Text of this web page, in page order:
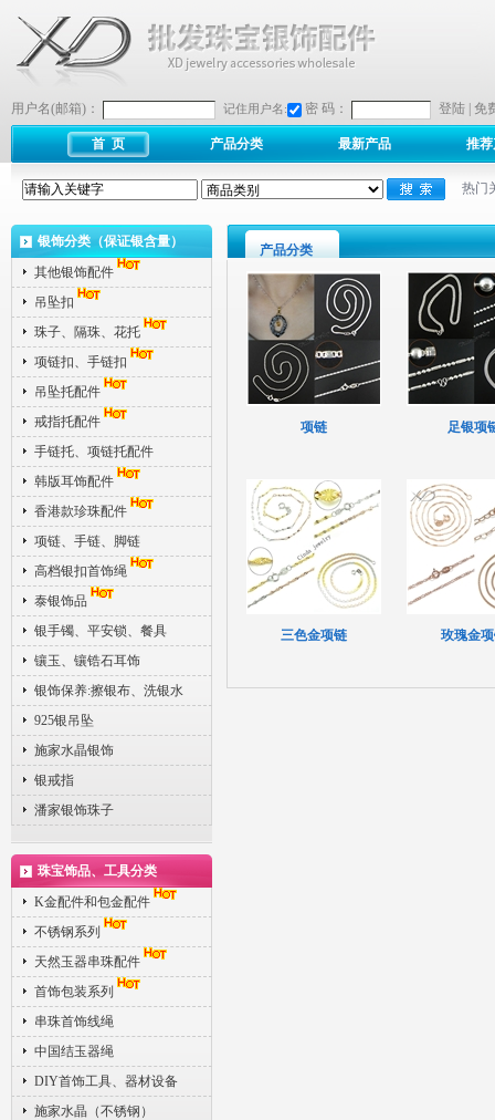
用户名(邮箱)： 记住用户名: 密 码： 登陆 免
首 页 产品分类 最新产品 推
热门
银饰分类（保证银含量）
其他银饰配件
吊坠扣
珠子、隔珠、花托
项链扣、手链扣
吊坠托配件
戒指托配件
手链托、项链托配件
韩版耳饰配件
香港款珍珠配件
项链、手链、脚链
高档银扣首饰绳
泰银饰品
银手镯、平安锁、餐具
镶玉、镶锆石耳饰
银饰保养:擦银布、洗银水
925银吊坠
施家水晶银饰
银戒指
潘家银饰珠子
珠宝饰品、工具分类
K金配件和包金配件
不锈钢系列
天然玉器串珠配件
首饰包装系列
串珠首饰线绳
中国结玉器绳
DIY首饰工具、器材设备
施家水晶（不锈钢）
产品分类
项链 足银项
三色金项链 玫瑰金